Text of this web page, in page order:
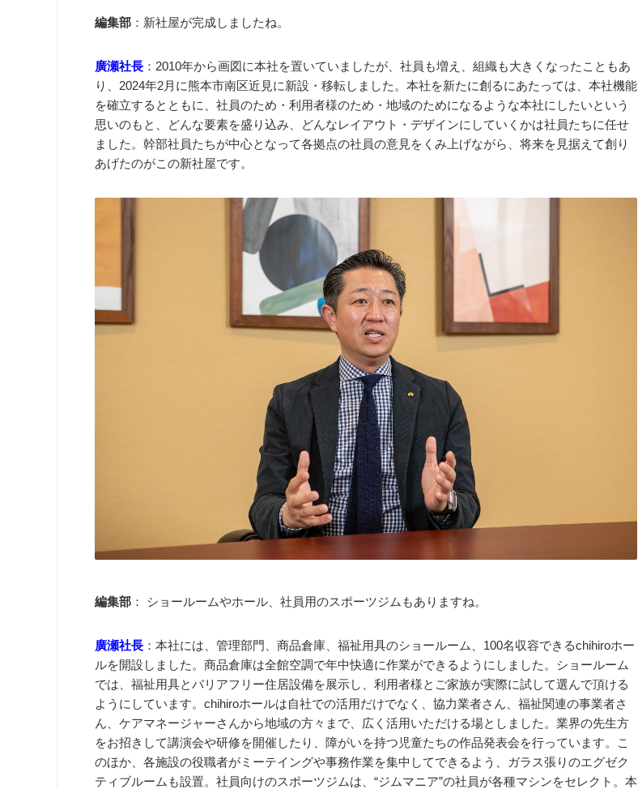
編集部 ：新社屋が完成しましたね。
廣瀬社長 ：2010年から画図に本社を置いていましたが、社員も増え、組織も大きくなったこともあ
り、2024年2月に熊本市南区近見に新設・移転しました。本社を新たに創るにあたっては、本社機能
を確立するとともに、社員のため・利用者様のため・地域のためになるような本社にしたいという
思いのもと、どんな要素を盛り込み、どんなレイアウト・デザインにしていくかは社員たちに任せ
ました。幹部社員たちが中心となって各拠点の社員の意見をくみ上げながら、将来を見据えて創り
あげたのがこの新社屋です。
編集部 ： ショールームやホール、社員用のスポーツジムもありますね。
廣瀬社長 ：本社には、管理部門、商品倉庫​、福祉用具のショールーム、100名収容できるchihiroホー
ルを開設しました。商品倉庫​は全館空調で年中快適に作業ができるようにしました。ショールーム
では、福祉用具とバリアフリー住居設備を展示し、利用者様とご家族が実際に試して選んで頂ける
ようにしています。chihiroホールは自社での活用だけでなく、協力業者さん、福祉関連の事業者さ
ん、ケアマネージャーさんから地域の方々まで、広く活用いただける場としました。業界の先生方
をお招きして講演会や研修を開催したり、障がいを持つ児童たちの作品発表会を行っています。こ
のほか、各施設の役職者がミーテイングや事務作業を集中してできるよう、ガラス張りのエグゼク
ティブルームも設置。社員向けのスポーツジムは、“ジムマニア”の社員が各種マシンをセレクト。本